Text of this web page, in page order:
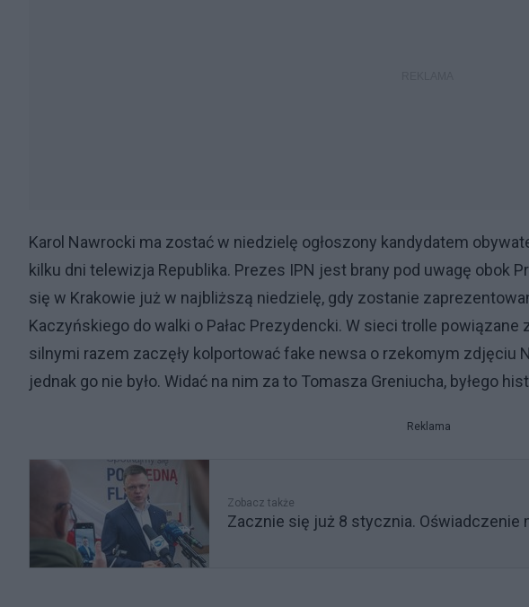
Karol Nawrocki ma zostać w niedzielę ogłoszony kandydatem
kilku dni telewizja Republika. Prezes IPN jest brany pod uwagę obok
się w Krakowie już w najbliższą niedzielę, gdy zostanie
Kaczyńskiego do walki o Pałac Prezydencki. W sieci trolle powiązane
silnymi razem zaczęły kolportować fake newsa o rzekomym zdjęciu
jednak go nie było. Widać na nim za to Tomasza Greniucha, byłego
Reklama
Zobacz także
Zacznie się już 8 stycznia. Oświadczenie